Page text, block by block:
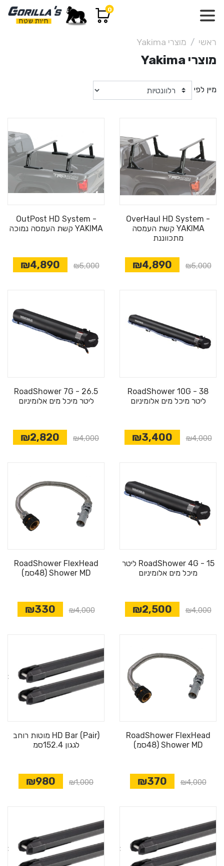
0
ראשי מוצרי Yakima
מוצרי Yakima
מיין לפי
OverHaul HD System -
YAKIMA קשת העמסה
מתכווננת
₪5,000
₪4,890
OutPost HD System -
YAKIMA קשת העמסה נמוכה
₪5,000
₪4,890
RoadShower 10G - 38
ליטר מיכל מים אלומיניום
₪4,000
₪3,400
RoadShower 7G - 26.5
ליטר מיכל מים אלומיניום
₪4,000
₪2,820
RoadShower 4G - 15 ליטר
מיכל מים אלומיניום
₪4,000
₪2,500
RoadShower FlexHead
Shower MD (48סמ)
₪4,000
₪330
RoadShower FlexHead
Shower MD (48סמ)
₪4,000
₪370
HD Bar (Pair) מוטות רוחב
לגגון 152.4סמ
₪1,000
₪980